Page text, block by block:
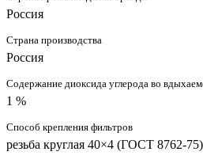
Россия
Страна производства
Россия
Содержание диоксида углерода во
1 %
Способ крепления фильтров
резьба круглая 40×4 (ГОСТ 8762-75)